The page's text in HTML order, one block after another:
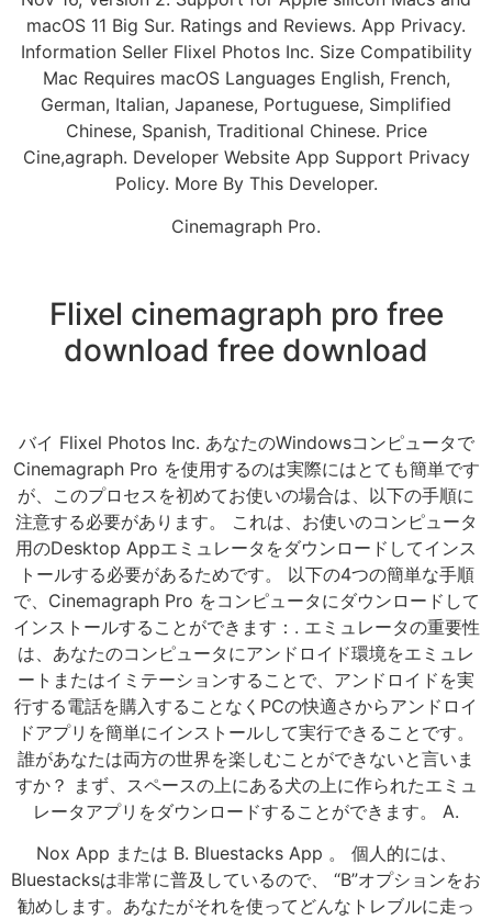
macOS 11 Big Sur. Ratings and Reviews. App Privacy.
Information Seller Flixel Photos Inc. Size Compatibility
Mac Requires macOS Languages English, French,
German, Italian, Japanese, Portuguese, Simplified
Chinese, Spanish, Traditional Chinese. Price
Cine,agraph. Developer Website App Support Privacy
Policy. More By This Developer.
Cinemagraph Pro.
Flixel cinemagraph pro free
download free download
バイ Flixel Photos Inc. あなたのWindowsコンピュータで
Cinemagraph Pro を使用するのは実際にはとても簡単です
が、このプロセスを初めてお使いの場合は、以下の手順に
注意する必要があります。 これは、お使いのコンピュータ
用のDesktop Appエミュレータをダウンロードしてインス
トールする必要があるためです。 以下の4つの簡単な手順
で、Cinemagraph Pro をコンピュータにダウンロードして
インストールすることができます：. エミュレータの重要性
は、あなたのコンピュータにアンドロイド環境をエミュレ
ートまたはイミテーションすることで、アンドロイドを実
行する電話を購入することなくPCの快適さからアンドロイ
ドアプリを簡単にインストールして実行できることです。
誰があなたは両方の世界を楽しむことができないと言いま
すか？ まず、スペースの上にある犬の上に作られたエミュ
レータアプリをダウンロードすることができます。 A.
Nox App または B. Bluestacks App 。 個人的には、
Bluestacksは非常に普及しているので、 “B”オプションをお
勧めします。あなたがそれを使ってどんなトレブルに走っ